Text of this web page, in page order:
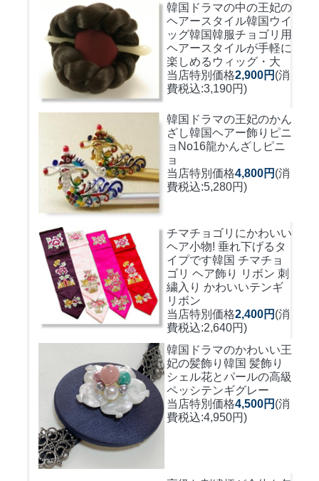
韓国ドラマの中の王妃の
ヘアースタイル韓国ウイ
ッグ韓国韓服チョゴリ用
ヘアースタイルが手軽に
楽しめるウィッグ・大
当店特別価格2,900円 (消
費税込:3,190円)
韓国ドラマの王妃のかん
ざし韓国ヘアー飾りピニ
ョNo16龍かんざしピニ
ョ
当店特別価格4,800円 (消
費税込:5,280円)
チマチョゴリにかわいい
ヘア小物! 垂れ下げるタ
イプです韓国 チマチョ
ゴリ ヘア飾り リボン 刺
繍入り かわいいテンギ
リボン
当店特別価格2,400円 (消
費税込:2,640円)
韓国ドラマのかわいい王
妃の髪飾り 韓国 髪飾り
シェル花とパールの高級
ペッシテンギグレー
当店特別価格4,500円 (消
費税込:4,950円)